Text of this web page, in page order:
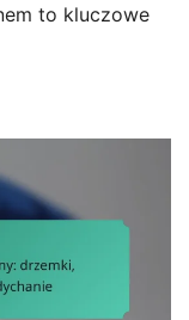
to kluczowe